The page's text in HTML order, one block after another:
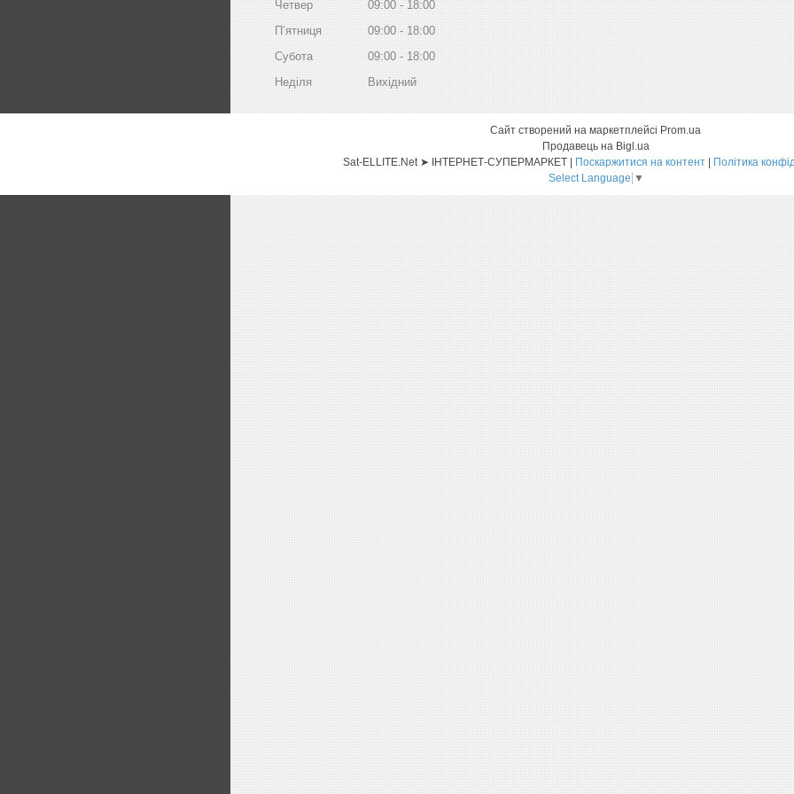
Четвер
09:00
18:00
Пʼятниця
09:00
18:00
Субота
09:00
18:00
Неділя
Вихідний
Сайт створений на маркетплейсі Prom.ua
Продавець на Bigl.ua
Sat-ELLITE.Net ➤ ІНТЕРНЕТ-СУПЕРМАРКЕТ | Поскаржитися на контент | Політика
Select Language ▼